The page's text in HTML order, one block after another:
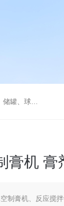
等各种生产线
膏机 膏
制膏机、反应搅